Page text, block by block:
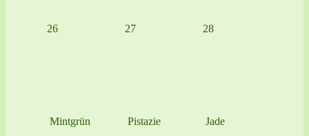
26
Mintgrün
27
Pistazie
28
Jade